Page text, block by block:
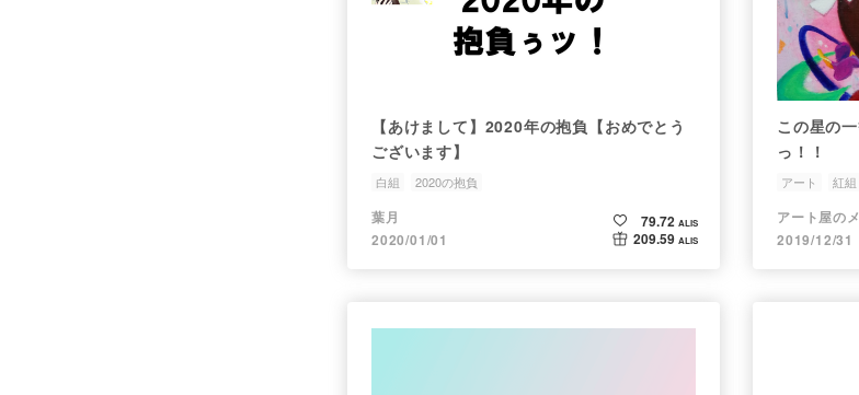
【あけまして】2020年の抱負【おめでとう
ございます】
白組 2020の抱負
葉月
2020/01/01
79.72 ALIS
209.59 ALIS
この星の
っ！！
アート 紅組
今年もよろし
2019/12/31